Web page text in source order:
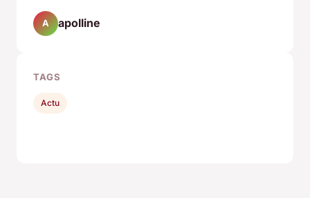
A apolline
TAGS
Actu